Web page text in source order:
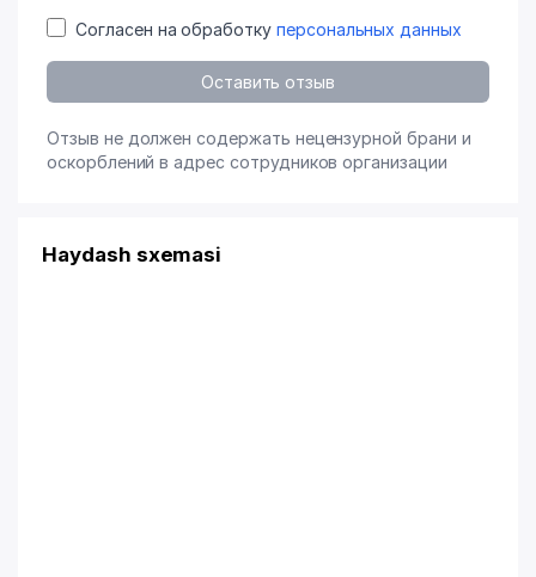
Согласен на обработку персональных данных
Оставить отзыв
Отзыв не должен содержать нецензурной брани и
оскорблений в адрес сотрудников организации
Haydash sxemasi